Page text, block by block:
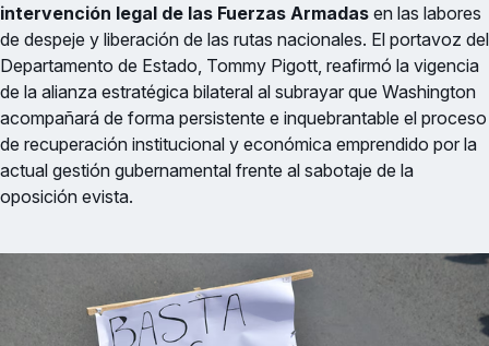
intervención legal de las Fuerzas Armadas en las labores
de despeje y liberación de las rutas nacionales. El portavoz del
Departamento de Estado, Tommy Pigott, reafirmó la vigencia
de la alianza estratégica bilateral al subrayar que Washington
acompañará de forma persistente e inquebrantable el proceso
de recuperación institucional y económica emprendido por la
actual gestión gubernamental frente al sabotaje de la
oposición evista.